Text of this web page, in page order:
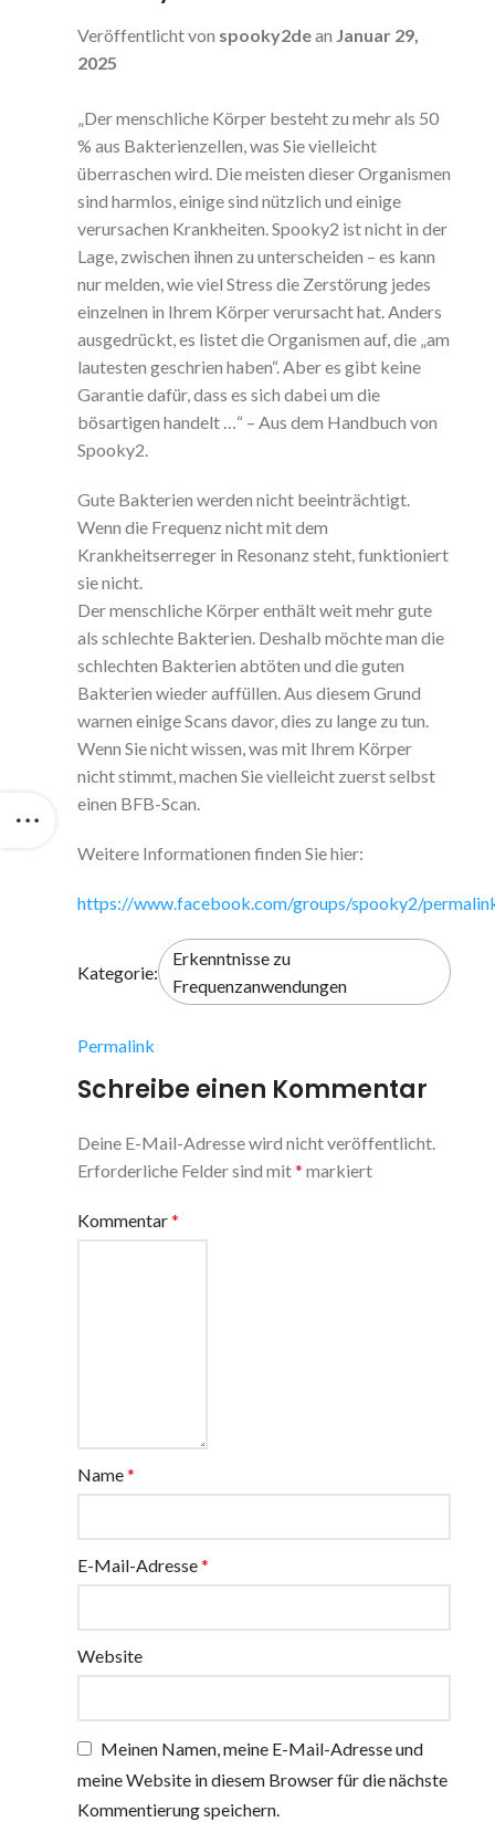
Veröffentlicht von spooky2dean Januar 29,
2025
„Der menschliche Körper besteht zu mehr als 50
% aus Bakterienzellen, was Sie vielleicht
überraschen wird. Die meisten dieser Organismen
sind harmlos, einige sind nützlich und einige
verursachen Krankheiten. Spooky2 ist nicht in der
Lage, zwischen ihnen zu unterscheiden – es kann
nur melden, wie viel Stress die Zerstörung jedes
einzelnen in Ihrem Körper verursacht hat. Anders
ausgedrückt, es listet die Organismen auf, die „am
lautesten geschrien haben“. Aber es gibt keine
Garantie dafür, dass es sich dabei um die
bösartigen handelt …“ – Aus dem Handbuch von
Spooky2.
Gute Bakterien werden nicht beeinträchtigt.
Wenn die Frequenz nicht mit dem
Krankheitserreger in Resonanz steht, funktioniert
sie nicht.
Der menschliche Körper enthält weit mehr gute
als schlechte Bakterien. Deshalb möchte man die
schlechten Bakterien abtöten und die guten
Bakterien wieder auffüllen. Aus diesem Grund
warnen einige Scans davor, dies zu lange zu tun.
Wenn Sie nicht wissen, was mit Ihrem Körper
nicht stimmt, machen Sie vielleicht zuerst selbst
einen BFB-Scan.
Weitere Informationen finden Sie hier:
https://www.facebook.com/groups/spooky2/
Kategorie:
Erkenntnisse zu
Frequenzanwendungen
Permalink
Schreibe einen Kommentar
Deine E-Mail-Adresse wird nicht veröffentlicht.
Erforderliche Felder sind mit* markiert
Kommentar*
Name*
E-Mail-Adresse*
Website
Meinen Namen, meine E-Mail-Adresse und
meine Website in diesem Browser für die nächste
Kommentierung speichern.